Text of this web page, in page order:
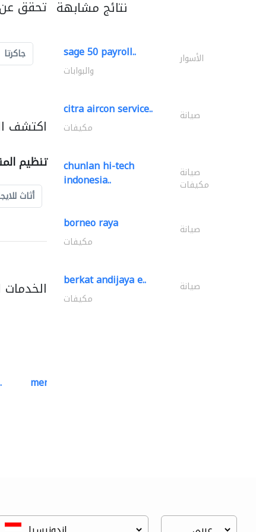
تحقق
جاكرتا
اكتشف
تنظيم
أثاث
mermaid digital printing..
نتائج مشابهة
sage 50 payroll.. الأسوار
والبوابات
citra aircon service.. صيانة
مكيفات
chunlan hi-tech
indonesia.. صيانة
مكيفات
borneo raya صيانة
مكيفات
berkat andijaya e.. صيانة
مكيفات